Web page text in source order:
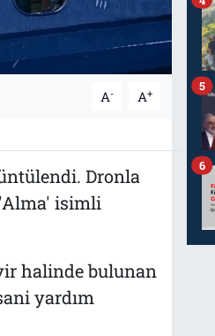
A- A+
Dronla
isimli
halinde bulunan
yardım
5
6